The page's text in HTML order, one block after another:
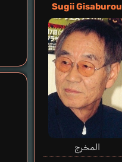
Sugii Gisaburou
المخرج